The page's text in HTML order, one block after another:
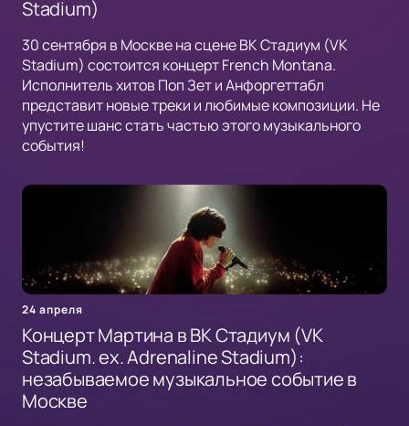
Stadium)
30 сентября в Москве на сцене ВК Стадиум (VK
Stadium) состоится концерт French Montana.
Исполнитель хитов Поп Зет и Анфоргеттабл
представит новые треки и любимые композиции. Не
упустите шанс стать частью этого музыкального
события!
24 апреля
Концерт Мартина в ВК Стадиум (VK
Stadium. ex. Adrenaline Stadium):
незабываемое музыкальное событие в
Москве